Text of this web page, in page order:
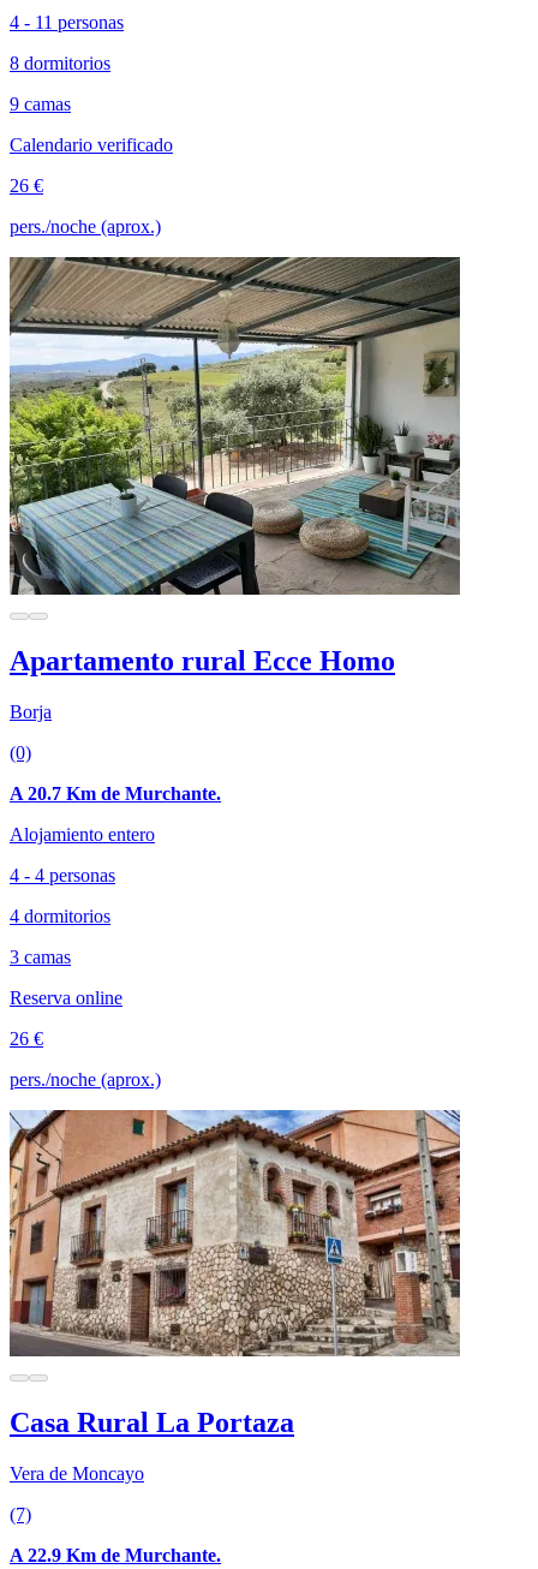
4 - 11 personas
8 dormitorios
9 camas
Calendario verificado
26 €
pers./noche (aprox.)
Apartamento rural Ecce Homo
Borja
(0)
A 20.7 Km de Murchante.
Alojamiento entero
4 - 4 personas
4 dormitorios
3 camas
Reserva online
26 €
pers./noche (aprox.)
Casa Rural La Portaza
Vera de Moncayo
(7)
A 22.9 Km de Murchante.